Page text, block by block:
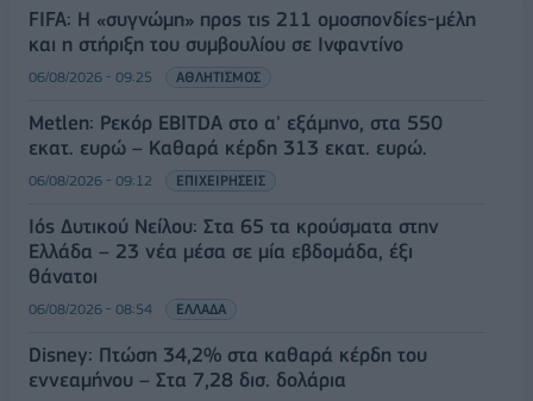
FIFA: Η «συγνώμη» προς τις 211 ομοσπονδίες-μέλη
και η στήριξη του συμβουλίου σε Ινφαντίνο
06/08/2026 - 09:25 ΑΘΛΗΤΙΣΜΟΣ
Metlen: Ρεκόρ EBITDA στο α' εξάμηνο, στα 550
εκατ. ευρώ – Καθαρά κέρδη 313 εκατ. ευρώ.
06/08/2026 - 09:12 ΕΠΙΧΕΙΡΗΣΕΙΣ
Ιός Δυτικού Νείλου: Στα 65 τα κρούσματα στην
Ελλάδα – 23 νέα μέσα σε μία εβδομάδα, έξι
θάνατοι
06/08/2026 - 08:54 ΕΛΛΑΔΑ
Disney: Πτώση 34,2% στα καθαρά κέρδη του
εννεαμήνου – Στα 7,28 δισ. δολάρια